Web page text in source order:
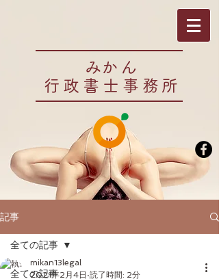
​みかん
行政書士事務所
記事
全ての記事
全ての記事
mikan13legal
2021年2月4日 読了時間: 2分